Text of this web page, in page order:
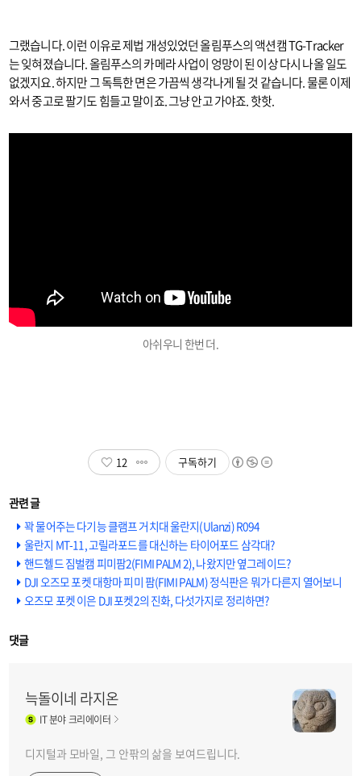
그랬습니다. 이런 이유로 제법 개성있었던 올림푸스의 액션캠 TG-Tracker
는 잊혀졌습니다. 올림푸스의 카메라 사업이 엉망이 된 이상 다시 나올 일도
없겠지요. 하지만 그 독특한 면은 가끔씩 생각나게 될 것 같습니다. 물론 이제
와서 중고로 팔기도 힘들고 말이죠. 그냥 안고 가야죠. 핫핫.
아쉬우니 한번 더.
12 구독하기
꽉 물어주는 다기능 클램프 거치대 울란지(Ulanzi) R094
울란지 MT-11, 고릴라포드를 대신하는 타이어포드 삼각대?
핸드헬드 짐벌캠 피미팜2(FIMI PALM 2), 나왔지만 옆그레이드?
DJI 오즈모 포켓 대항마 피미 팜(FIMI PALM) 정식판은 뭐가 다른지 열어보니
오즈모 포켓 이은 DJI 포켓2의 진화, 다섯가지로 정리하면?
댓글
늑돌이네 라지온
IT분야 크리에이터
디지털과 모바일, 그 안팎의 삶을 보여드립니다.